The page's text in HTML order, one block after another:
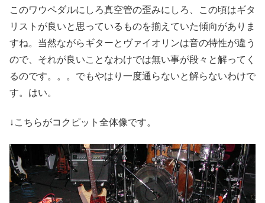
このワウペダルにしろ真空管の歪みにしろ、この頃はギタ
リストが良いと思っているものを揃えていた傾向がありま
すね。当然ながらギターとヴァイオリンは音の特性が違う
ので、それが良いことなわけでは無い事が段々と解ってく
るのです。。。でもやはり一度通らないと解らないわけで
す。はい。
↓こちらがコクピット全体像です。